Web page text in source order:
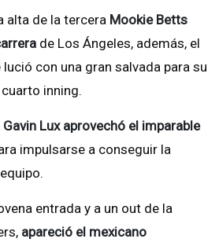
alta de la tercera Mookie Betts
de Los Ángeles, además, el
con una gran salvada para su
inning.
Gavin Lux aprovechó el imparable
impulsarse a conseguir la
entrada y a un out de la
apareció el mexicano